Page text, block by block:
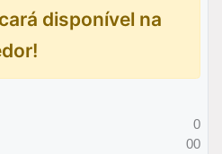
disponível na
0
00